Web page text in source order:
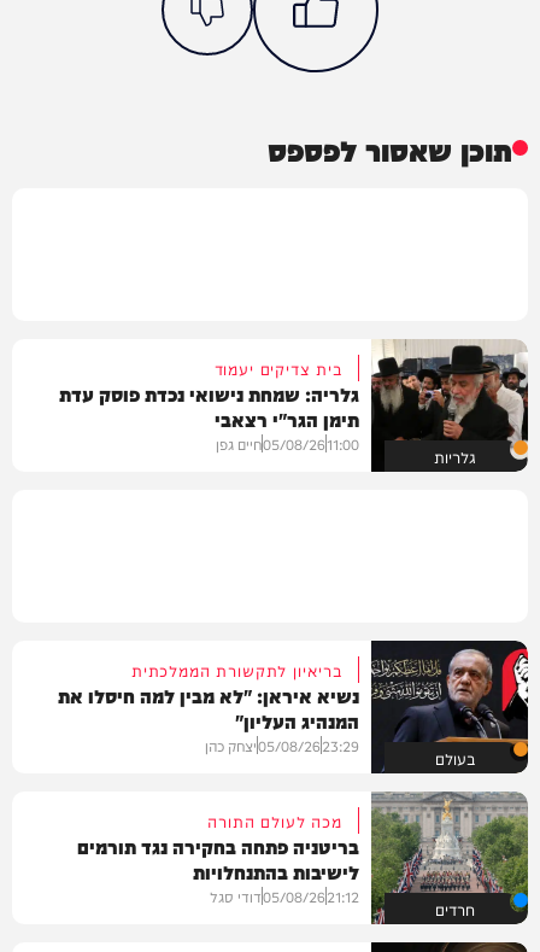
תוכן שאסור לפספס
גלריות
בית צדיקים יעמוד
גלריה: שמחת נישואי נכדת פוסק עדת
תימן הגר"י רצאבי
11:00
05/08/26חיים גפן
בעולם
בריאיון לתקשורת הממלכתית
נשיא איראן: "לא מבין למה חיסלו את
המנהיג העליון"
23:29
05/08/26יצחק כהן
חרדים
מכה לעולם התורה
בריטניה פתחה בחקירה נגד תורמים
לישיבות בהתנחלויות
21:12
05/08/26דודי סגל